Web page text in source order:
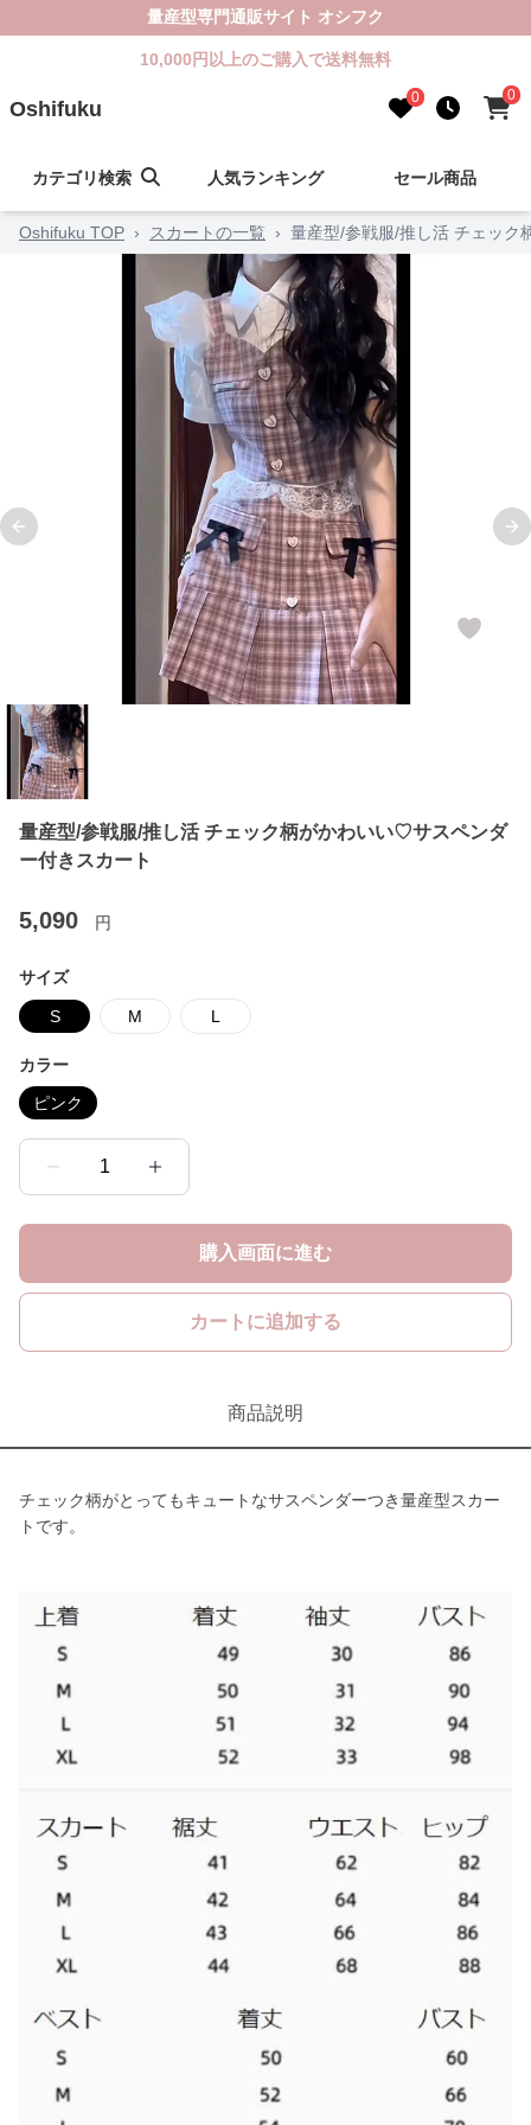
量産型専門通販サイト オシフク
10,000円以上のご購入で送料無料
Oshifuku 0 0
カテゴリ検索 人気ランキング セール商品
Oshifuku TOP › スカートの一覧 › 量産型/参戦服/推し活 チェッ
Previous slide
量産型/参戦服/推し活 チェック柄がかわいい♡サスペンダ
ー付きスカート
5,090 円
サイズ
S M L
カラー
ピンク
1
購入画面に進む
カートに追加する
商品説明
チェック柄がとってもキュートなサスペンダーつき量産型スカー
トです。